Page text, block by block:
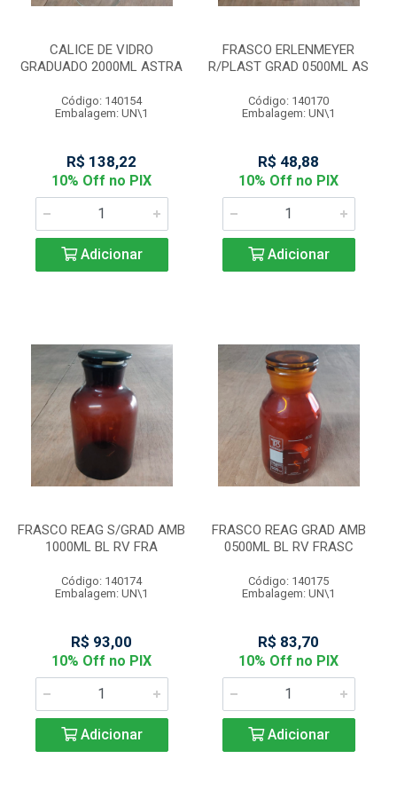
CALICE DE VIDRO
GRADUADO 2000ML ASTRA
Código: 140154
Embalagem: UN\1
R$ 138,22
10% Off no PIX
Adicionar
FRASCO ERLENMEYER
R/PLAST GRAD 0500ML AS
Código: 140170
Embalagem: UN\1
R$ 48,88
10% Off no PIX
Adicionar
FRASCO REAG S/GRAD AMB
1000ML BL RV FRA
Código: 140174
Embalagem: UN\1
R$ 93,00
10% Off no PIX
Adicionar
FRASCO REAG GRAD AMB
0500ML BL RV FRASC
Código: 140175
Embalagem: UN\1
R$ 83,70
10% Off no PIX
Adicionar